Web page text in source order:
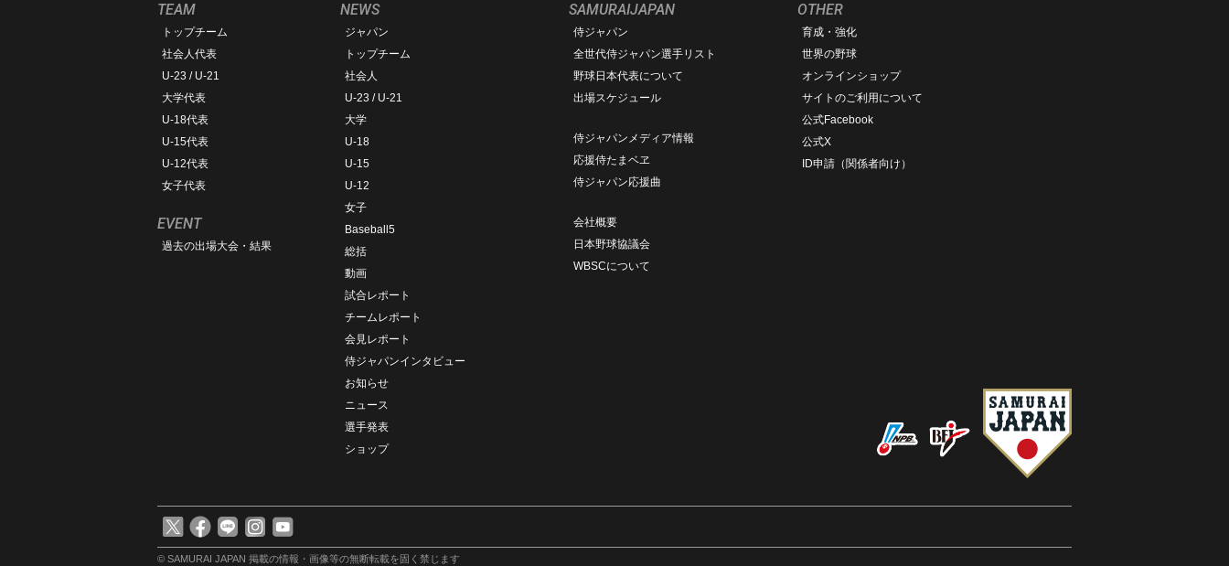
TEAM
トップチーム
社会人代表
U-23 / U-21
大学代表
U-18代表
U-15代表
U-12代表
女子代表
EVENT
過去の出場大会・結果
NEWS
ジャパン
トップチーム
社会人
U-23 / U-21
大学
U-18
U-15
U-12
女子
Baseball5
総括
動画
試合レポート
チームレポート
会見レポート
侍ジャパンインタビュー
お知らせ
ニュース
選手発表
ショップ
SAMURAIJAPAN
侍ジャパン
全世代侍ジャパン選手リスト
野球日本代表について
出場スケジュール
侍ジャパンメディア情報
応援侍たまベヱ
侍ジャパン応援曲
会社概要
日本野球協議会
WBSCについて
OTHER
育成・強化
世界の野球
オンラインショップ
サイトのご利用について
公式Facebook
公式X
ID申請（関係者向け）
© SAMURAI JAPAN 掲載の情報・画像等の無断転載を固く禁じます